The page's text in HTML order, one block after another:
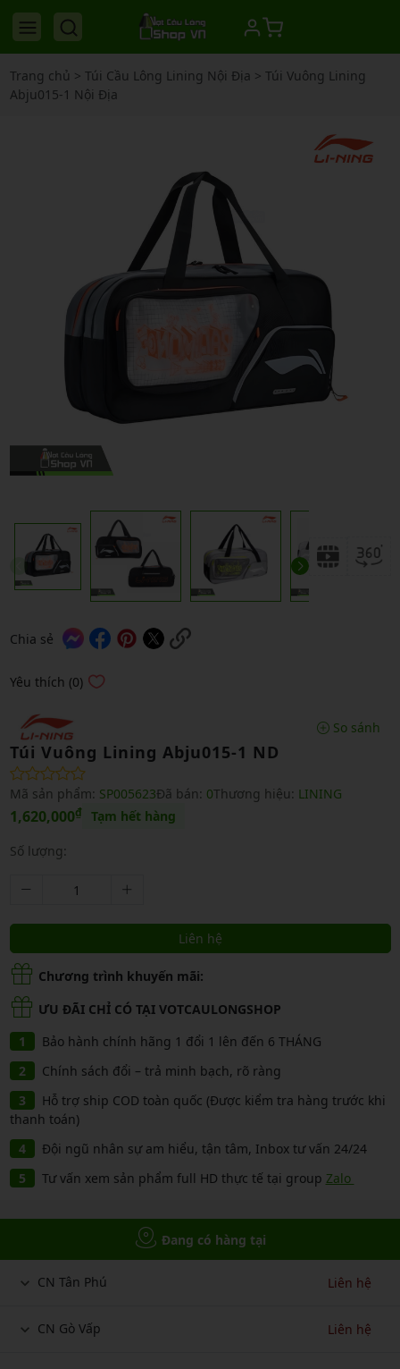
Trang chủ > Túi Cầu Lông Lining Nội Địa > Túi Vuông Lining
Abju015-1 Nội Địa
Chia sẻ
Yêu thích (0)
So sánh
Túi Vuông Lining Abju015-1 ND
Mã sản phẩm: SP005623Đã bán: 0Thương hiệu: LINING
1,620,000₫ Tạm hết hàng
Số lượng:
Liên hệ
Chương trình khuyến mãi:
ƯU ĐÃI CHỈ CÓ TẠI VOTCAULONGSHOP
Bảo hành chính hãng 1 đổi 1 lên đến 6 THÁNG
Chính sách đổi – trả minh bạch, rõ ràng
Hỗ trợ ship COD toàn quốc (Được kiểm tra hàng trước khi
thanh toán)
Đội ngũ nhân sự am hiểu, tận tâm, Inbox tư vấn 24/24
Tư vấn xem sản phẩm full HD thực tế tại group Zalo
Đang có hàng tại
CN Tân Phú Liên hệ
CN Gò Vấp Liên hệ